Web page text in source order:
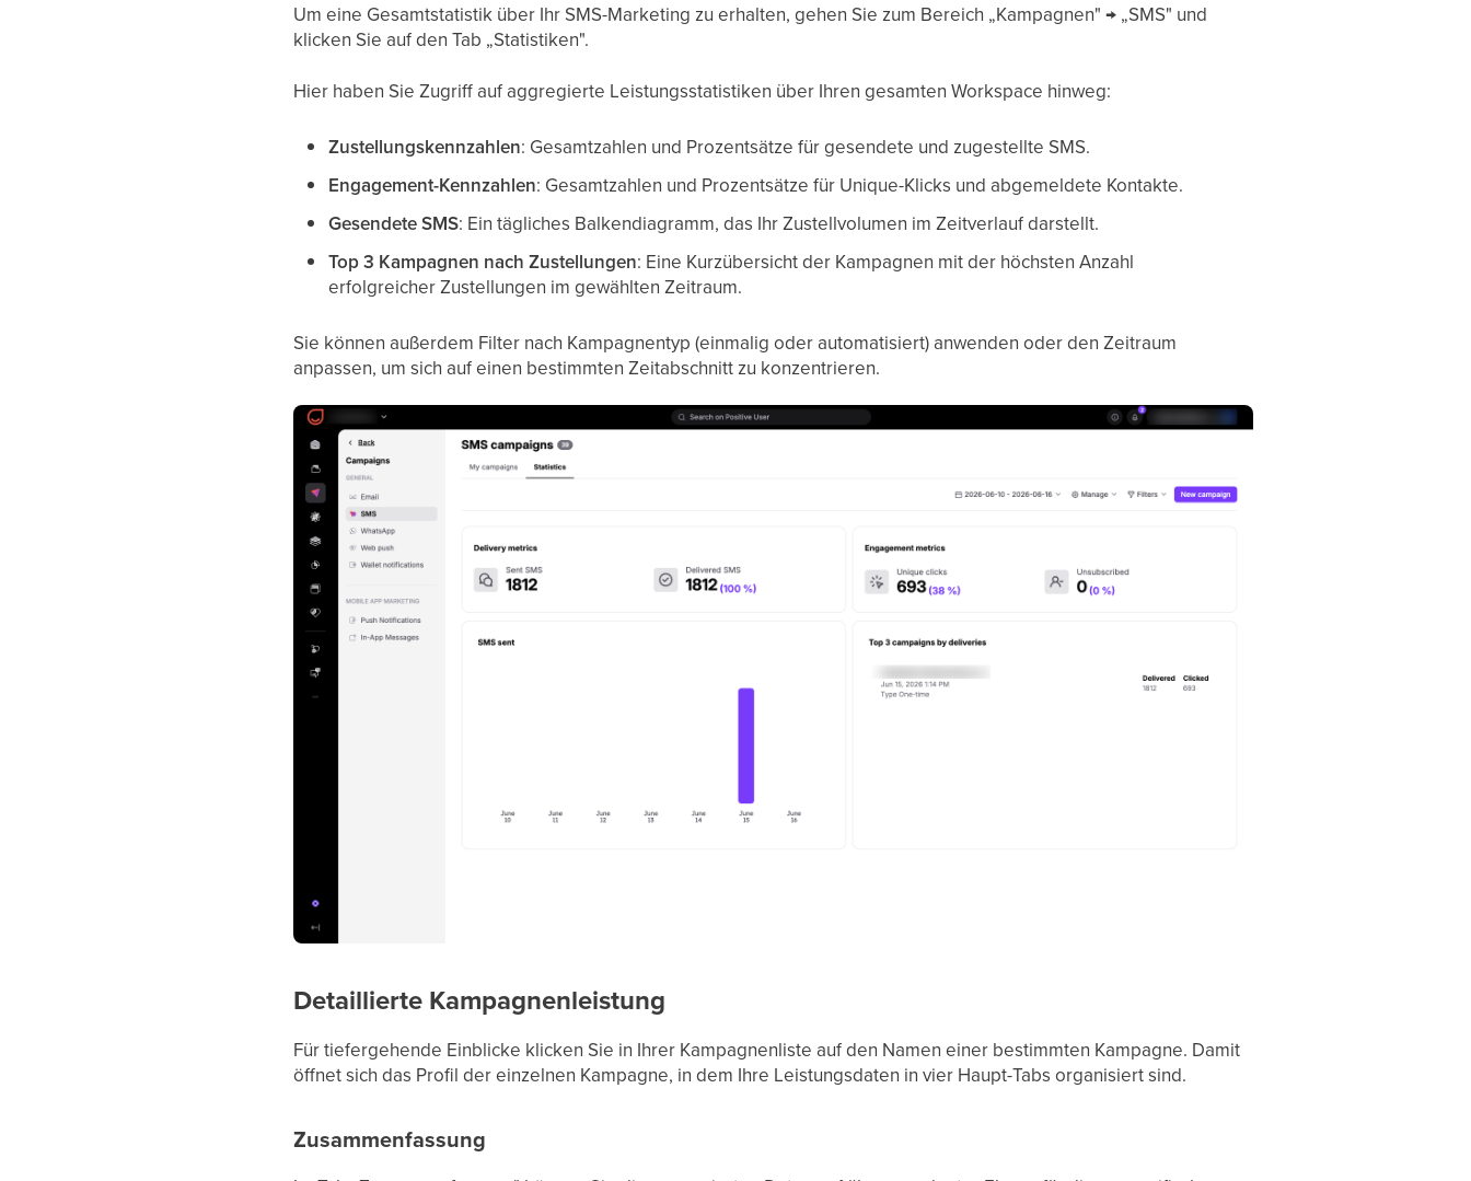
Um eine Gesamtstatistik über Ihr SMS-Marketing zu erhalten, gehen Sie zum Bereich „Kampagnen" → „SMS" und
klicken Sie auf den Tab „Statistiken".
Hier haben Sie Zugriff auf aggregierte Leistungsstatistiken über Ihren gesamten Workspace hinweg:
Zustellungskennzahlen: Gesamtzahlen und Prozentsätze für gesendete und zugestellte SMS.
Engagement-Kennzahlen: Gesamtzahlen und Prozentsätze für Unique-Klicks und abgemeldete Kontakte.
Gesendete SMS: Ein tägliches Balkendiagramm, das Ihr Zustellvolumen im Zeitverlauf darstellt.
Top 3 Kampagnen nach Zustellungen: Eine Kurzübersicht der Kampagnen mit der höchsten Anzahl
erfolgreicher Zustellungen im gewählten Zeitraum.
Sie können außerdem Filter nach Kampagnentyp (einmalig oder automatisiert) anwenden oder den Zeitraum
anpassen, um sich auf einen bestimmten Zeitabschnitt zu konzentrieren.
Detaillierte Kampagnenleistung
Für tiefergehende Einblicke klicken Sie in Ihrer Kampagnenliste auf den Namen einer bestimmten Kampagne. Damit
öffnet sich das Profil der einzelnen Kampagne, in dem Ihre Leistungsdaten in vier Haupt-Tabs organisiert sind.
Zusammenfassung